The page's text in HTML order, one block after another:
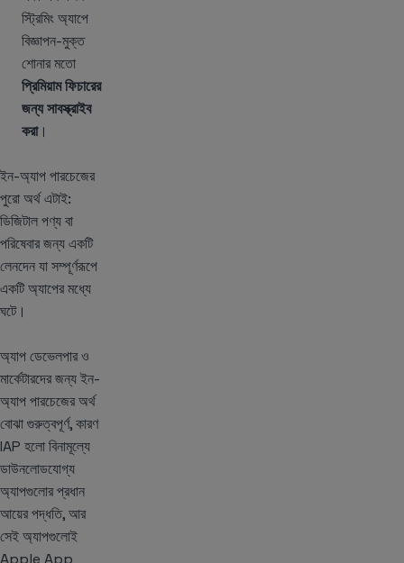
স্ট্রিমিং অ্যাপে
বিজ্ঞাপন-মুক্ত
শোনার মতো
প্রিমিয়াম ফিচারের
জন্য সাবস্ক্রাইব
করা।
ইন-অ্যাপ পারচেজের
পুরো অর্থ এটাই:
ডিজিটাল পণ্য বা
পরিষেবার জন্য একটি
লেনদেন যা সম্পূর্ণরূপে
একটি অ্যাপের মধ্যে
ঘটে।
অ্যাপ ডেভেলপার ও
মার্কেটারদের জন্য ইন-
অ্যাপ পারচেজের অর্থ
বোঝা গুরুত্বপূর্ণ, কারণ
IAP হলো বিনামূল্যে
ডাউনলোডযোগ্য
অ্যাপগুলোর প্রধান
আয়ের পদ্ধতি, আর
সেই অ্যাপগুলোই
Apple App